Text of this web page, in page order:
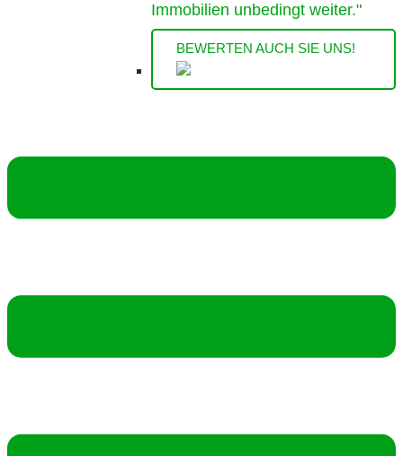
Immobilien unbedingt weiter."
BEWERTEN AUCH SIE UNS!